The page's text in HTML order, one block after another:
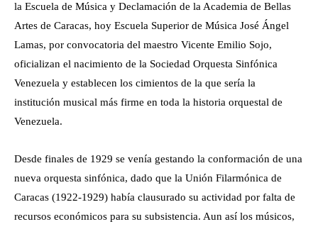
la Escuela de Música y Declamación de la Academia de Bellas
Artes de Caracas, hoy Escuela Superior de Música José Ángel
Lamas, por convocatoria del maestro Vicente Emilio Sojo,
oficializan el nacimiento de la Sociedad Orquesta Sinfónica
Venezuela y establecen los cimientos de la que sería la
institución musical más firme en toda la historia orquestal de
Venezuela.
Desde finales de 1929 se venía gestando la conformación de una
nueva orquesta sinfónica, dado que la Unión Filarmónica de
Caracas (1922-1929) había clausurado su actividad por falta de
recursos económicos para su subsistencia. Aun así los músicos,